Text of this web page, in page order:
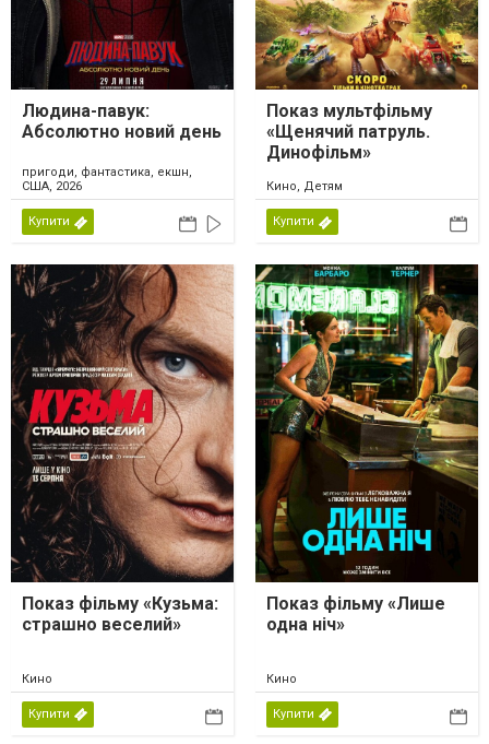
Людина-павук:
Абсолютно новий день
пригоди, фантастика, екшн,
США, 2026
Купити
Показ мультфільму
«Щенячий патруль.
Динофільм»
Кино, Детям
Купити
Показ фільму «Кузьма:
страшно веселий»
Кино
Купити
Показ фільму «Лише
одна ніч»
Кино
Купити